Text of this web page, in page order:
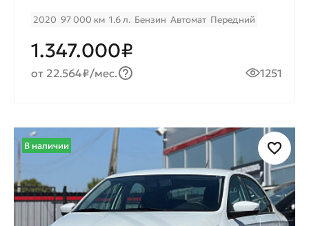
2020 97 000 км 1.6 л. Бензин Автомат Передний
1.347.000₽
от 22.564₽/мес. 1251
В наличии